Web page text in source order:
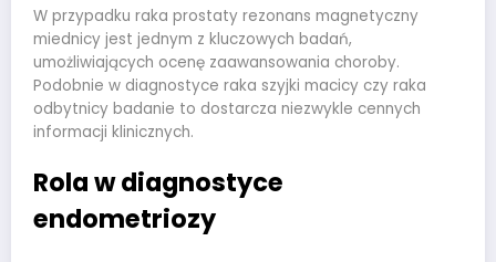
W przypadku raka prostaty rezonans magnetyczny
miednicy jest jednym z kluczowych badań,
umożliwiających ocenę zaawansowania choroby.
Podobnie w diagnostyce raka szyjki macicy czy raka
odbytnicy badanie to dostarcza niezwykle cennych
informacji klinicznych.
Rola w diagnostyce
endometriozy